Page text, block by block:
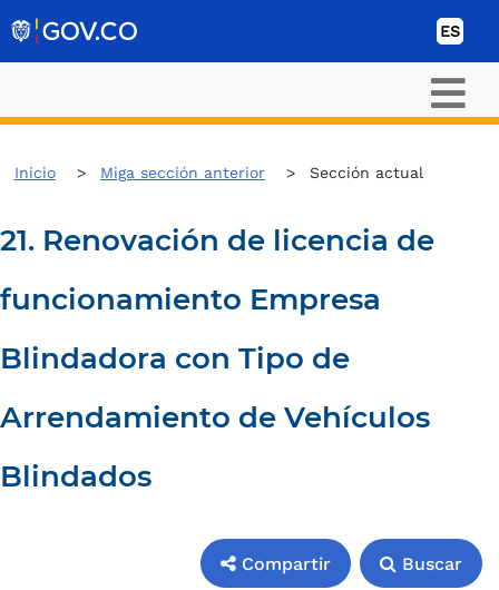
ES
Inicio Miga sección anterior Sección actual
21. Renovación de licencia de
funcionamiento Empresa
Blindadora con Tipo de
Arrendamiento de Vehículos
Blindados
Compartir Buscar